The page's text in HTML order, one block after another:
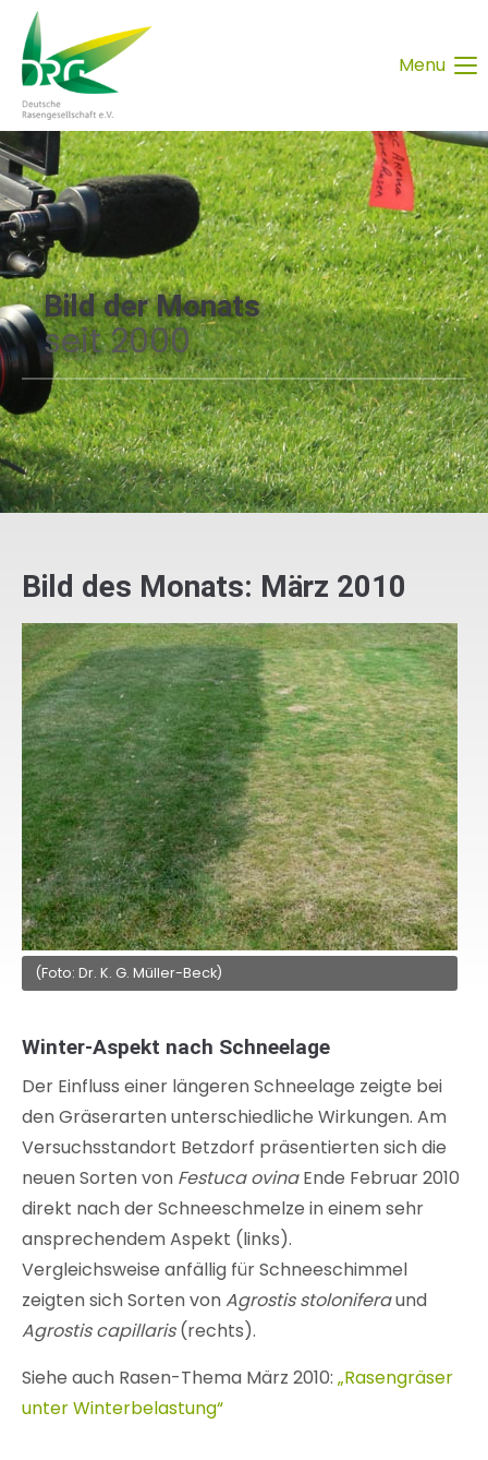
Menu
Bild der Monats
seit 2000
Bild des Monats: März 2010
(Foto: Dr. K. G. Müller-Beck)
Winter-Aspekt nach Schneelage
Der Einfluss einer längeren Schneelage zeigte bei
den Gräserarten unterschiedliche Wirkungen. Am
Versuchsstandort Betzdorf präsentierten sich die
neuen Sorten von Festuca ovinaEnde Februar 2010
direkt nach der Schneeschmelze in einem sehr
ansprechendem Aspekt (links).
Vergleichsweise anfällig für Schneeschimmel
zeigten sich Sorten vonAgrostis stoloniferaund
Agrostis capillaris(rechts).
Siehe auch Rasen-Thema März 2010: „Rasengräser
unter Winterbelastung“